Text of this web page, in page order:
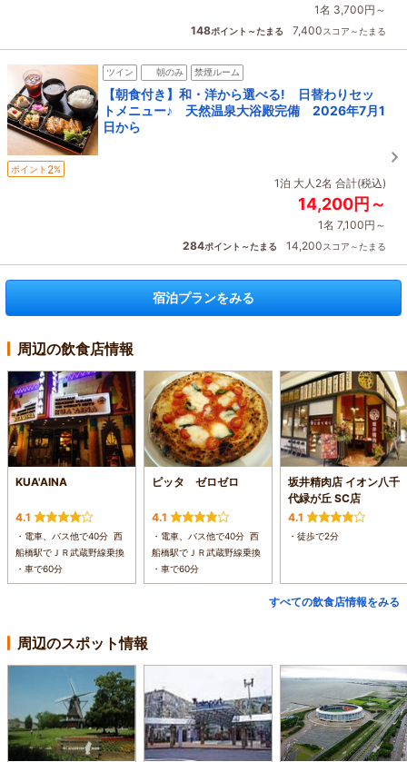
1名 3,700円～
148ポイント～たまる 7,400スコア～たまる
ツイン 朝のみ 禁煙ルーム
【朝食付き】和・洋から選べる! 日替わりセッ
トメニュー♪ 天然温泉大浴殿完備 2026年7月1
日から
ポイント 2%
1泊 大人2名 合計(税込)
14,200円～
1名 7,100円～
284ポイント～たまる 14,200スコア～たまる
宿泊プランをみる
周辺の飲食店情報
KUA'AINA
4.1
・電車、バス他で40分 西
船橋駅でＪＲ武蔵野線乗換
・車で60分
ピッタ ゼロゼロ
4.1
・電車、バス他で40分 西
船橋駅でＪＲ武蔵野線乗換
・車で60分
坂井精肉店 イオン八千
代緑が丘 SC店
4.1
・徒歩で2分
すべての飲食店情報をみる
周辺のスポット情報